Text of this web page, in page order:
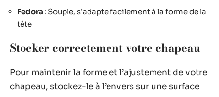
Fedora : Souple, s’adapte facilement à la forme de la
tête
Stocker correctement votre chapeau
Pour maintenir la forme et l’ajustement de votre
chapeau, stockez-le à l’envers sur une surface